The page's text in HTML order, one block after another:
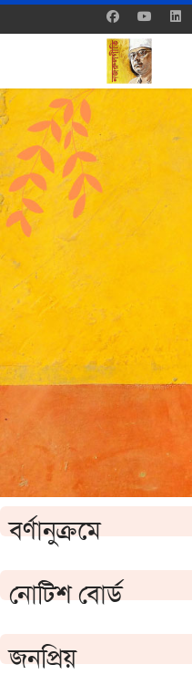
বর্ণানুক্রমে
নোটিশ বোর্ড
জনপ্রিয়